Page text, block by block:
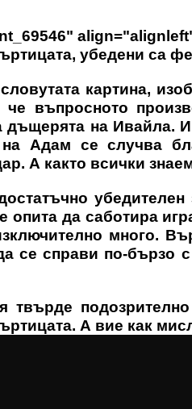
убедени са
картина,
че въпросното
дъщерята на Ивайла.
Адам се случва
А както всички
опита да саботира
много.
се справи по-бързо
твърде
А вие как